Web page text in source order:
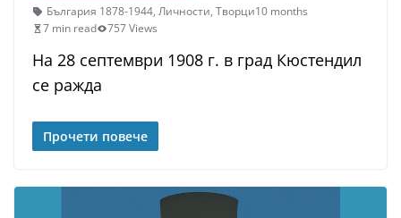
България 1878-1944, Личности, Творци10 months
7 min read
757 Views
На 28 септември 1908 г. в град Кюстендил
се ражда
Прочети повече